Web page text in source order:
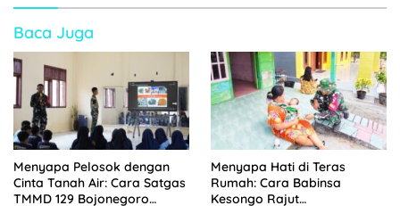
Baca Juga
Menyapa Pelosok dengan
Cinta Tanah Air: Cara Satgas
TMMD 129 Bojonegoro
Menyapa Hati di Teras
Rumah: Cara Babinsa
Kesongo Rajut